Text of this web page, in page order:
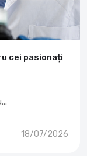
cei pasionați
18/07/2026